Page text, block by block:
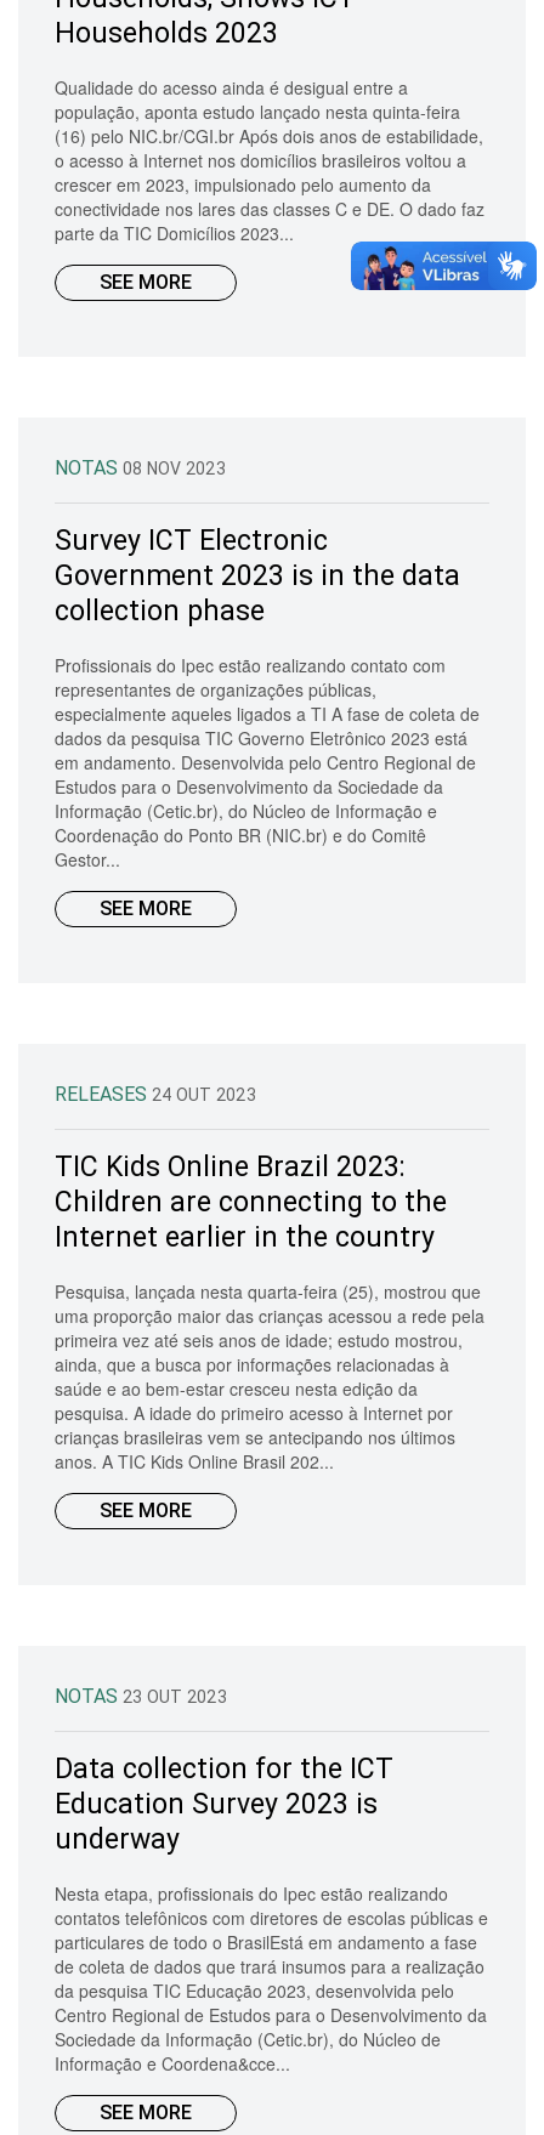
Households 2023
Qualidade do acesso ainda é desigual entre a
população, aponta estudo lançado nesta quinta-feira
(16) pelo NIC.br/CGI.br Após dois anos de estabilidade,
o acesso à Internet nos domicílios brasileiros voltou a
crescer em 2023, impulsionado pelo aumento da
conectividade nos lares das classes C e DE. O dado faz
parte da TIC Domicílios 2023...
SEE MORE
NOTAS 08 NOV 2023
Survey ICT Electronic
Government 2023 is in the data
collection phase
Profissionais do Ipec estão realizando contato com
representantes de organizações públicas,
especialmente aqueles ligados a TI A fase de coleta de
dados da pesquisa TIC Governo Eletrônico 2023 está
em andamento. Desenvolvida pelo Centro Regional de
Estudos para o Desenvolvimento da Sociedade da
Informação (Cetic.br), do Núcleo de Informação e
Coordenação do Ponto BR (NIC.br) e do Comitê
Gestor...
SEE MORE
RELEASES 24 OUT 2023
TIC Kids Online Brazil 2023:
Children are connecting to the
Internet earlier in the country
Pesquisa, lançada nesta quarta-feira (25), mostrou que
uma proporção maior das crianças acessou a rede pela
primeira vez até seis anos de idade; estudo mostrou,
ainda, que a busca por informações relacionadas à
saúde e ao bem-estar cresceu nesta edição da
pesquisa. A idade do primeiro acesso à Internet por
crianças brasileiras vem se antecipando nos últimos
anos. A TIC Kids Online Brasil 202...
SEE MORE
NOTAS 23 OUT 2023
Data collection for the ICT
Education Survey 2023 is
underway
Nesta etapa, profissionais do Ipec estão realizando
contatos telefônicos com diretores de escolas públicas e
particulares de todo o BrasilEstá em andamento a fase
de coleta de dados que trará insumos para a realização
da pesquisa TIC Educação 2023, desenvolvida pelo
Centro Regional de Estudos para o Desenvolvimento da
Sociedade da Informação (Cetic.br), do Núcleo de
Informação e Coordena&cce...
SEE MORE